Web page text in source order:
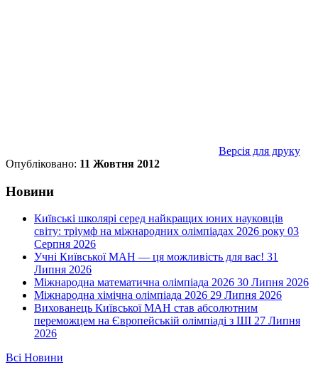
Версія для друку
Опубліковано: 11 Жовтня 2012
Новини
Київські школярі серед найкращих юних науковців
світу: тріумф на міжнародних олімпіадах 2026 року 03
Серпня 2026
Учні Київської МАН — ця можливість для вас! 31
Липня 2026
Міжнародна математична олімпіада 2026 30 Липня 2026
Міжнародна хімічна олімпіада 2026 29 Липня 2026
Вихованець Київської МАН став абсолютним
переможцем на Європейській олімпіаді з ШІ 27 Липня
2026
Всі Новини